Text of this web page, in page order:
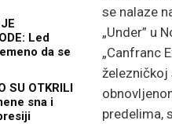
Led
da se
SU OTKRILI
sna i
se nalaze
„Under” u
„Canfranc
železničkoj
predelima,